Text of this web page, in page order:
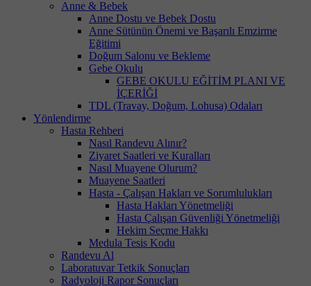
Anne & Bebek
Anne Dostu ve Bebek Dostu
Anne Sütünün Önemi ve Başarılı Emzirme
Eğitimi
Doğum Salonu ve Bekleme
Gebe Okulu
GEBE OKULU EĞİTİM PLANI VE
İÇERİĞİ
TDL (Travay, Doğum, Lohusa) Odaları
Yönlendirme
Hasta Rehberi
Nasıl Randevu Alınır?
Ziyaret Saatleri ve Kuralları
Nasıl Muayene Olurum?
Muayene Saatleri
Hasta - Çalışan Hakları ve Sorumlulukları
Hasta Hakları Yönetmeliği
Hasta Çalışan Güvenliği Yönetmeliği
Hekim Seçme Hakkı
Medula Tesis Kodu
Randevu Al
Laboratuvar Tetkik Sonuçları
Radyoloji Rapor Sonuçları